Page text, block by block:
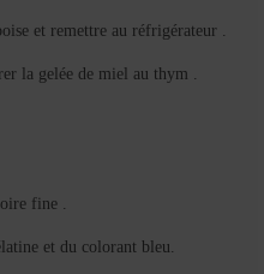
et remettre au réfrigérateur .
la gelée de miel au thym .
fine .
et du colorant bleu.